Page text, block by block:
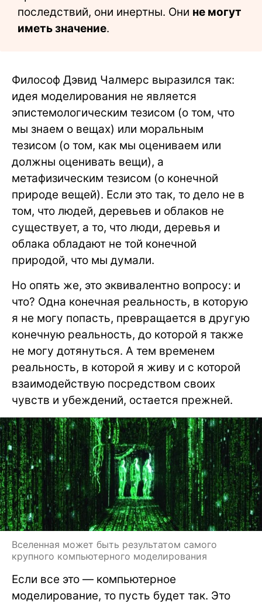
последствий, они инертны. Они не могут
иметь значение.
Философ Дэвид Чалмерс выразился так:
идея моделирования не является
эпистемологическим тезисом (о том, что
мы знаем о вещах) или моральным
тезисом (о том, как мы оцениваем или
должны оценивать вещи), а
метафизическим тезисом (о конечной
природе вещей). Если это так, то дело не в
том, что людей, деревьев и облаков не
существует, а то, что люди, деревья и
облака обладают не той конечной
природой, что мы думали.
Но опять же, это эквивалентно вопросу: и
что? Одна конечная реальность, в которую
я не могу попасть, превращается в другую
конечную реальность, до которой я также
не могу дотянуться. А тем временем
реальность, в которой я живу и с которой
взаимодействую посредством своих
чувств и убеждений, остается прежней.
Вселенная может быть результатом самого
крупного компьютерного моделирования
Если все это — компьютерное
моделирование, то пусть будет так. Это